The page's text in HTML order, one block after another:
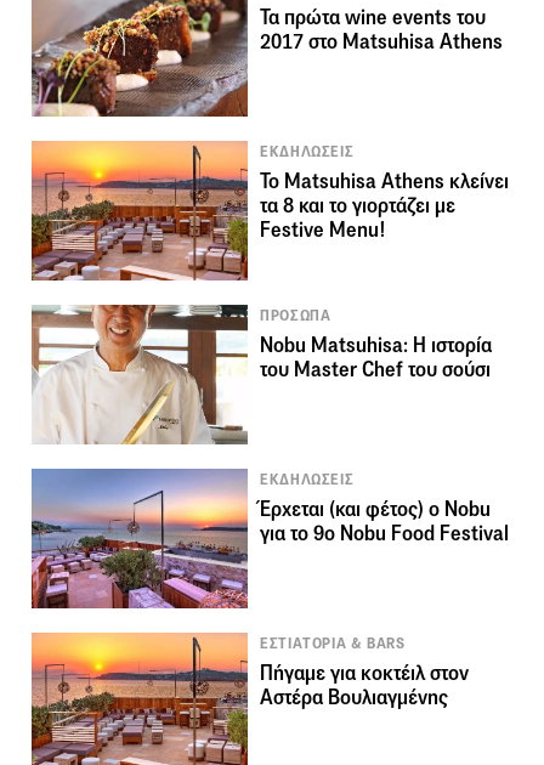
Τα πρώτα wine events του
2017 στο Matsuhisa Athens
ΕΚΔΗΛΩΣΕΙΣ
To Matsuhisa Athens κλείνει
τα 8 και το γιορτάζει με
Festive Menu!
ΠΡΟΣΩΠΑ
Nobu Matsuhisa: Η ιστορία
του Master Chef του σούσι
ΕΚΔΗΛΩΣΕΙΣ
Έρχεται (και φέτος) ο Nobu
για το 9ο Nobu Food Festival
ΕΣΤΙΑΤΟΡΙΑ & BARS
Πήγαμε για κοκτέιλ στον
Αστέρα Βουλιαγμένης